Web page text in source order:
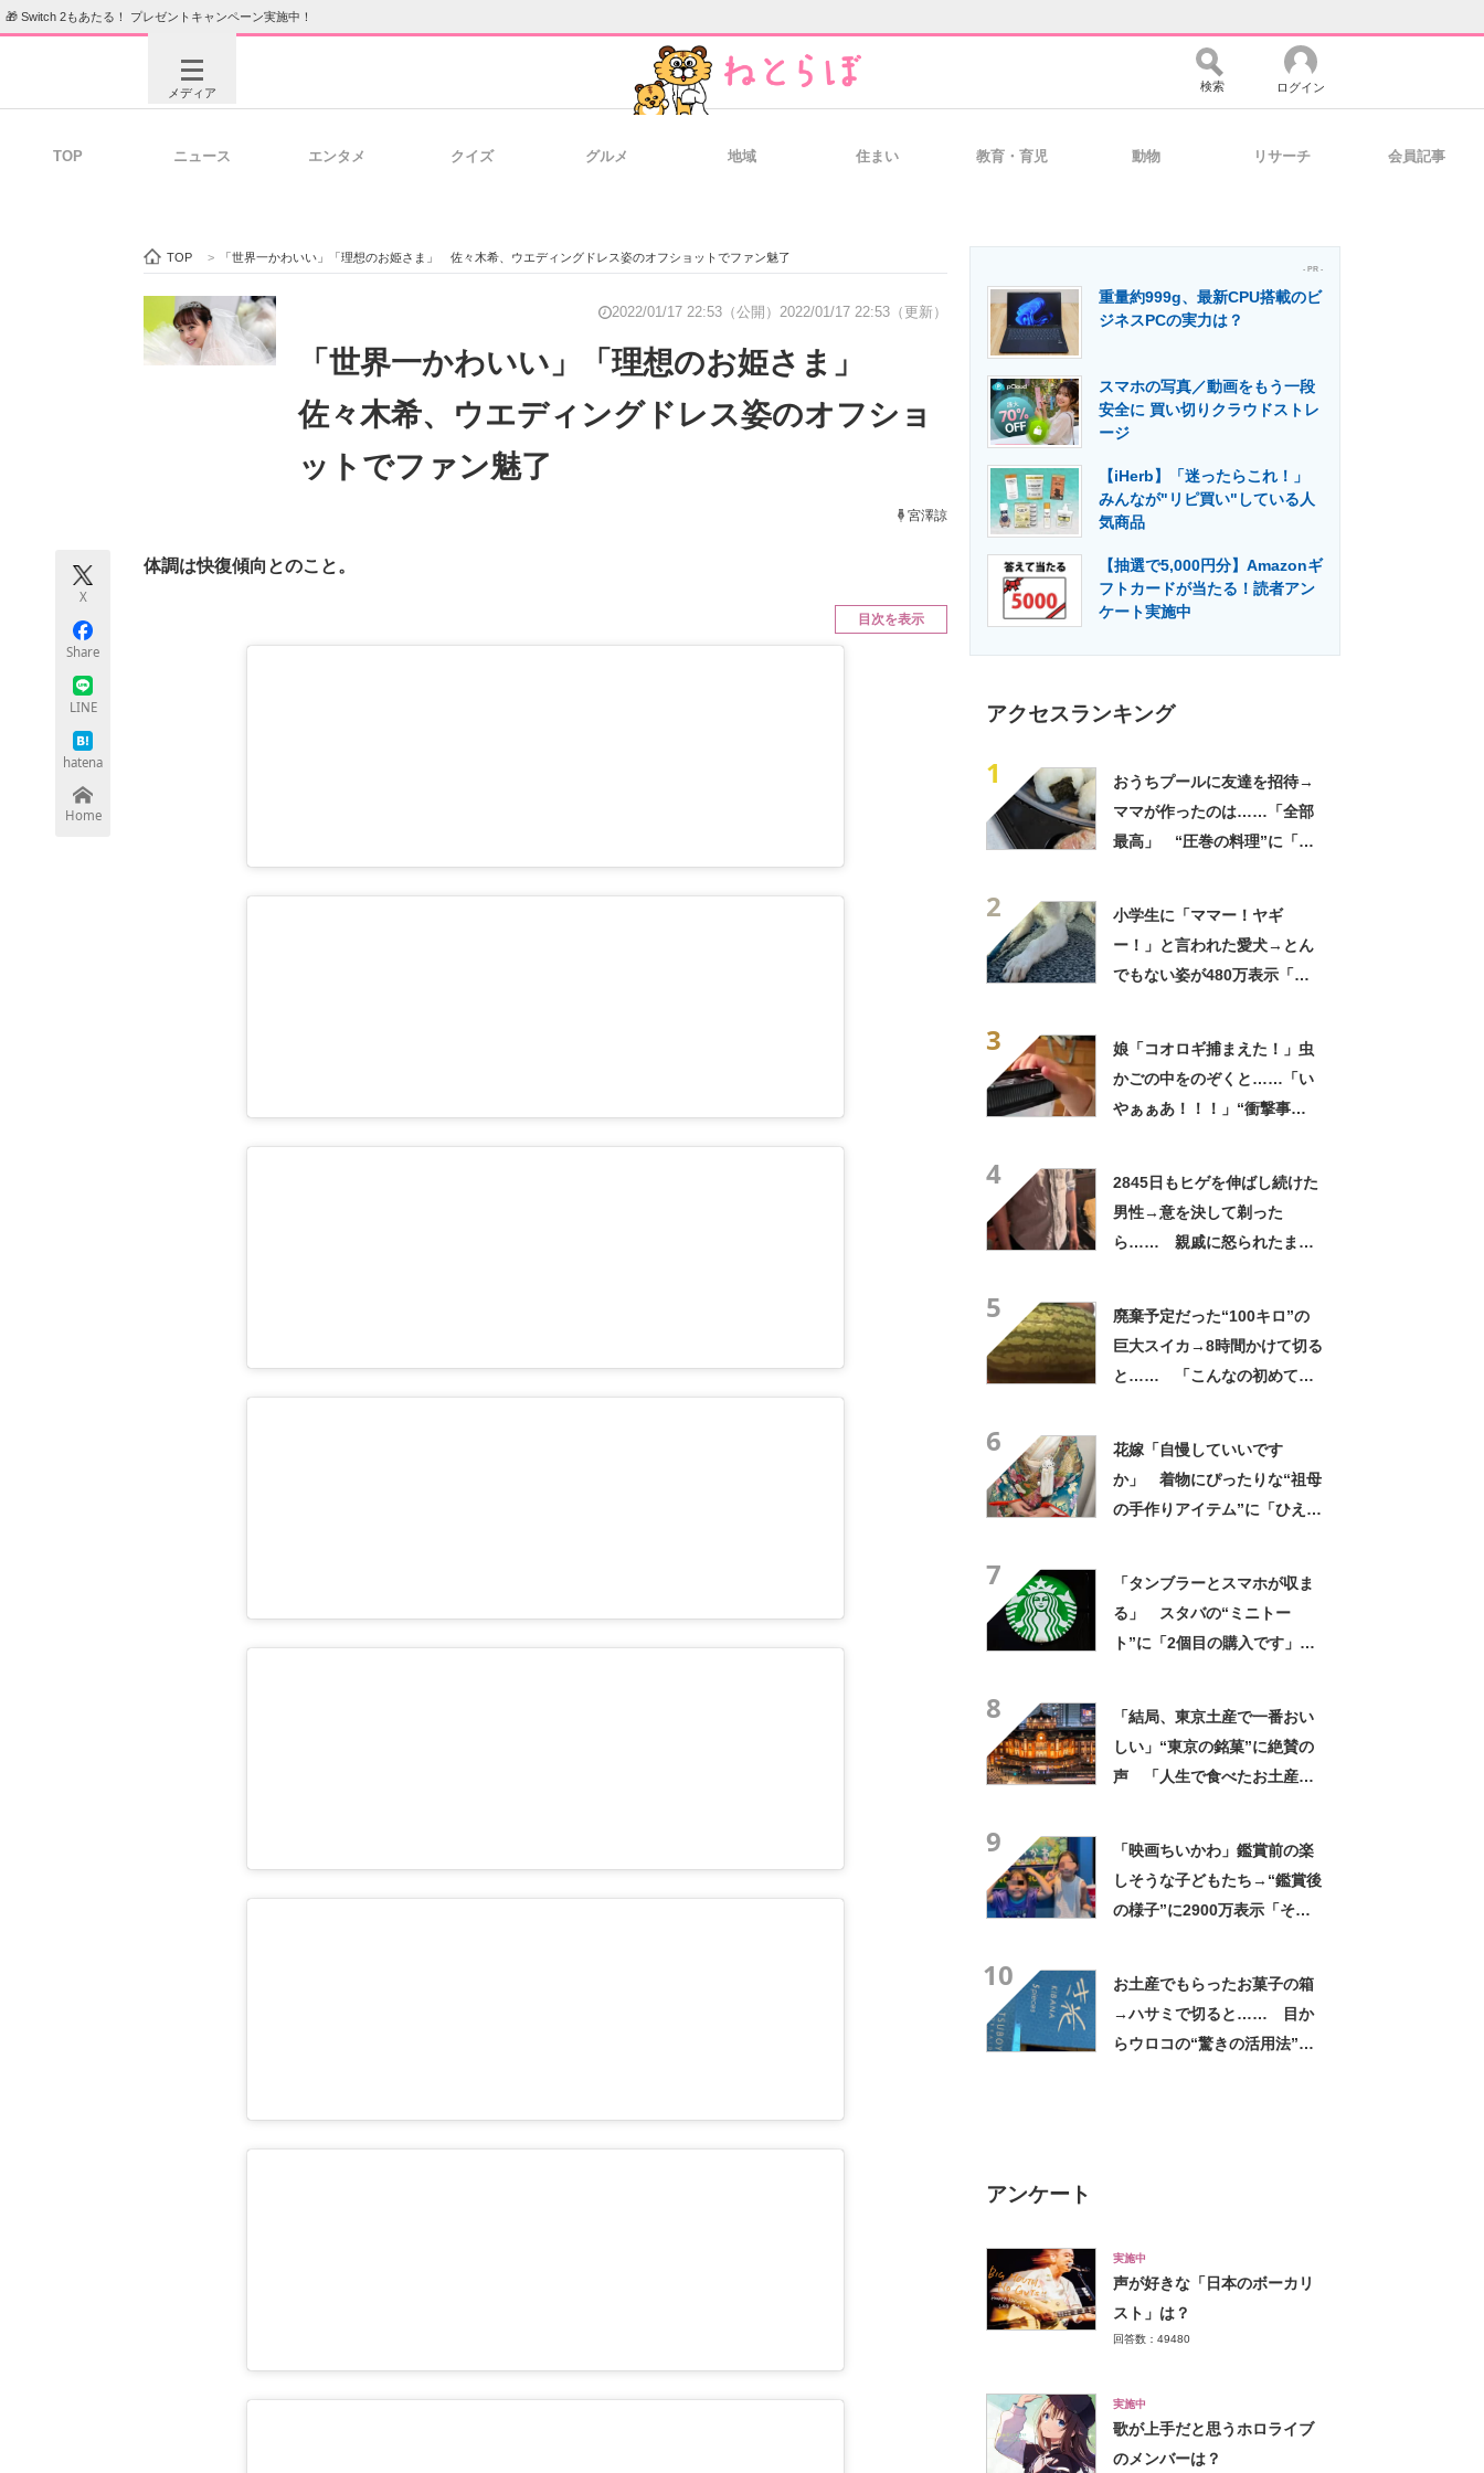
🎁 Switch 2もあたる！ プレゼントキャンペーン実施中！
メディア
ビジネスと働き方のヒント 経営リーダーのコミュニティ マーケ×ITの今がよく分かる
ITエンジニア向け専門サイト 企業向けIT製品の総合サイト IT製品の技術・比較・事例 製造業のIT導入・活用を支援
エネルギーの専門メディア 建設×テクノロジーの最前線
検索 ログイン
TOP ニュース エンタメ クイズ グルメ 地域 住まい 教育・育児 動物 リサーチ 会員記事
TOP > 「世界一かわいい」「理想のお姫さま」 佐々木希、ウエディングドレス姿のオフショットでファン魅了
2022/01/17 22:53（公開） 2022/01/17 22:53（更新）
「世界一かわいい」「理想のお姫さま」
佐々木希、ウエディングドレス姿のオフショ
ットでファン魅了
宮澤諒
X
Share
LINE
hatena
Home
体調は快復傾向とのこと。
目次を表示
- PR -
重量約999g、最新CPU搭載のビ
ジネスPCの実力は？
スマホの写真／動画をもう一段
安全に 買い切りクラウドストレ
ージ
【iHerb】「迷ったらこれ！」
みんなが"リピ買い"している人
気商品
【抽選で5,000円分】Amazonギ
フトカードが当たる！読者アン
ケート実施中
アクセスランキング
1
おうちプールに友達を招待→
ママが作ったのは……「全部
最高」 “圧巻の料理”に「う
2
小学生に「ママー！ヤギ
ー！」と言われた愛犬→とん
でもない姿が480万表示「ど
3
娘「コオロギ捕まえた！」虫
かごの中をのぞくと……「い
やぁぁあ！！！」“衝撃事
4
2845日もヒゲを伸ばし続けた
男性→意を決して剃った
ら…… 親戚に怒られたまさ
5
廃棄予定だった“100キロ”の
巨大スイカ→8時間かけて切る
と…… 「こんなの初めて見
6
花嫁「自慢していいです
か」 着物にぴったりな“祖母
の手作りアイテム”に「ひえ
7
「タンブラーとスマホが収ま
る」 スタバの“ミニトー
ト”に「2個目の購入です」
8
「結局、東京土産で一番おい
しい」“東京の銘菓”に絶賛の
声 「人生で食べたお土産の
9
「映画ちいかわ」鑑賞前の楽
しそうな子どもたち→“鑑賞後
の様子”に2900万表示「そう
10
お土産でもらったお菓子の箱
→ハサミで切ると…… 目か
らウロコの“驚きの活用法”に
アンケート
実施中
声が好きな「日本のボーカリ
スト」は？
回答数：49480
実施中
歌が上手だと思うホロライブ
のメンバーは？